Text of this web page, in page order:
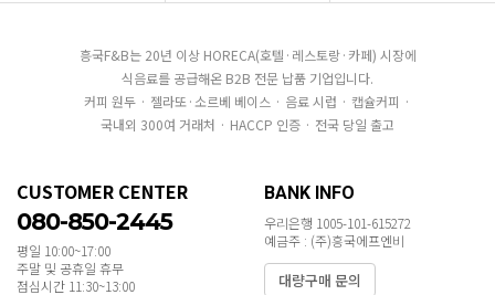
흥국F&B는 20년 이상 HORECA(호텔·레스토랑·카페) 시장에
식음료를 공급해온 B2B 전문 납품 기업입니다.
커피 원두 · 젤라또·소르베 베이스 · 음료 시럽 · 캡슐커피 ·
국내외 300여 거래처 · HACCP 인증 · 전국 당일 출고
CUSTOMER CENTER
080-850-2445
평일 10:00~17:00
주말 및 공휴일 휴무
점심시간 11:30~13:00
BANK INFO
우리은행 1005-101-615272
예금주 : (주)흥국에프엔비
대량구매 문의